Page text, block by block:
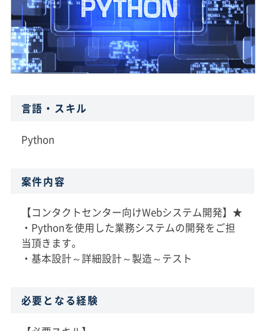
言語・スキル
Python
案件内容
【コンタクトセンター向けWebシステム開発】★
・Pythonを使用した業務システムの開発をご担
当頂きます。
・基本設計～詳細設計～製造～テスト
必要となる経験